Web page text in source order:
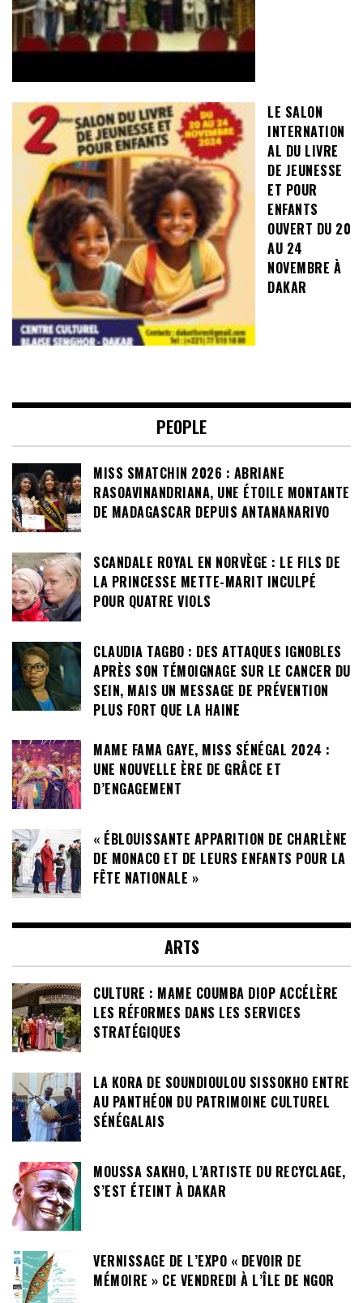
LE SALON
INTERNATION
AL DU LIVRE
DE JEUNESSE
ET POUR
ENFANTS
OUVERT DU 20
AU 24
NOVEMBRE À
DAKAR
PEOPLE
MISS SMATCHIN 2026 : ABRIANE
RASOAVINANDRIANA, UNE ÉTOILE MONTANTE
DE MADAGASCAR DEPUIS ANTANANARIVO
SCANDALE ROYAL EN NORVÈGE : LE FILS DE
LA PRINCESSE METTE-MARIT INCULPÉ
POUR QUATRE VIOLS
CLAUDIA TAGBO : DES ATTAQUES IGNOBLES
APRÈS SON TÉMOIGNAGE SUR LE CANCER DU
SEIN, MAIS UN MESSAGE DE PRÉVENTION
PLUS FORT QUE LA HAINE
MAME FAMA GAYE, MISS SÉNÉGAL 2024 :
UNE NOUVELLE ÈRE DE GRÂCE ET
D’ENGAGEMENT
« ÉBLOUISSANTE APPARITION DE CHARLÈNE
DE MONACO ET DE LEURS ENFANTS POUR LA
FÊTE NATIONALE »
ARTS
CULTURE : MAME COUMBA DIOP ACCÉLÈRE
LES RÉFORMES DANS LES SERVICES
STRATÉGIQUES
LA KORA DE SOUNDIOULOU SISSOKHO ENTRE
AU PANTHÉON DU PATRIMOINE CULTUREL
SÉNÉGALAIS
MOUSSA SAKHO, L’ARTISTE DU RECYCLAGE,
S’EST ÉTEINT À DAKAR
VERNISSAGE DE L’EXPO « DEVOIR DE
MÉMOIRE » CE VENDREDI À L’ÎLE DE NGOR